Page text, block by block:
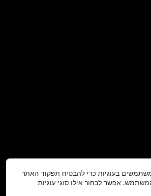
בעוגיות כדי להבטיח תפקוד האתר
אפשר לבחור אילו סוגי עוגיות